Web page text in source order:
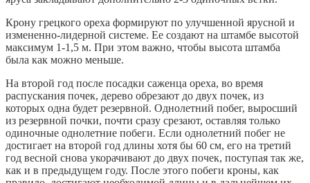
Крону грецкого ореха формируют по улучшенной ярусной и
измененно-лидерной системе. Ее создают на штамбе высотой
максимум 1-1,5 м. При этом важно, чтобы высота штамба
была как можно меньше.
На второй год после посадки саженца ореха, во время
распускания почек, дерево обрезают до двух почек, из
которых одна будет резервной. Однолетний побег, выросший
из резервной почки, почти сразу срезают, оставляя только
одиночные однолетние побеги. Если однолетний побег не
достигает на второй год длины хотя бы 60 см, его на третий
год весной снова укорачивают до двух почек, поступая так же,
как и в предыдущем году. После этого побеги кроны, как